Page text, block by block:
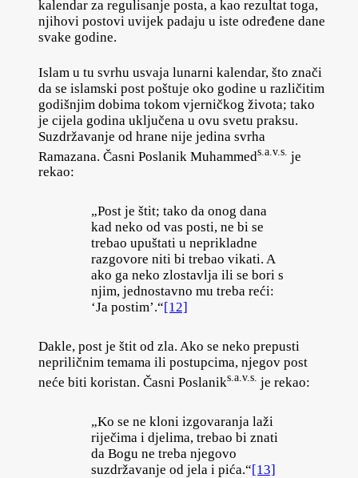
kalendar za regulisanje posta, a kao rezultat toga,
njihovi postovi uvijek padaju u iste određene dane
svake godine.
Islam u tu svrhu usvaja lunarni kalendar, što znači
da se islamski post poštuje oko godine u različitim
godišnjim dobima tokom vjerničkog života; tako
je cijela godina uključena u ovu svetu praksu.
Suzdržavanje od hrane nije jedina svrha
Ramazana. Časni Poslanik Muhammeds.a.v.s. je
rekao:
„Post je štit; tako da onog dana
kad neko od vas posti, ne bi se
trebao upuštati u neprikladne
razgovore niti bi trebao vikati. A
ako ga neko zlostavlja ili se bori s
njim, jednostavno mu treba reći:
‘Ja postim’.“[12]
Dakle, post je štit od zla. Ako se neko prepusti
nepriličnim temama ili postupcima, njegov post
neće biti koristan. Časni Poslaniks.a.v.s. je rekao:
„Ko se ne kloni izgovaranja laži
riječima i djelima, trebao bi znati
da Bogu ne treba njegovo
suzdržavanje od jela i pića.“[13]